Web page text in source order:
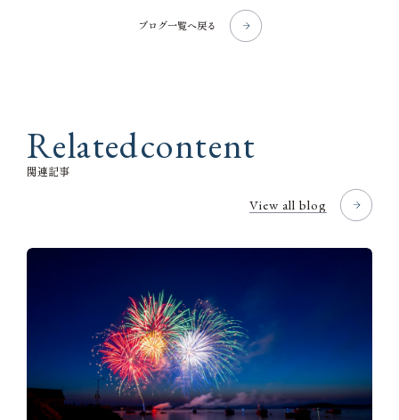
ブログ一覧へ戻る
関連記事
Relatedcontent
View all blog